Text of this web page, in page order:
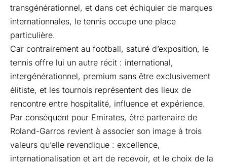
transgénérationnel, et dans cet échiquier de marques
internationnales, le tennis occupe une place
particulière.
Car contrairement au football, saturé d’exposition, le
tennis offre lui un autre récit : international,
intergénérationnel, premium sans être exclusivement
élitiste, et les tournois représentent des lieux de
rencontre entre hospitalité, influence et expérience.
Par conséquent pour Emirates, être partenaire de
Roland-Garros revient à associer son image à trois
valeurs qu’elle revendique : excellence,
internationalisation et art de recevoir, et le choix de la